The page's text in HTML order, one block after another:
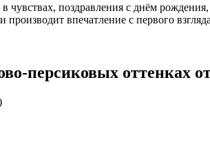
чувствах, поздравления с днём
впечатление с первого
персиковых оттенках